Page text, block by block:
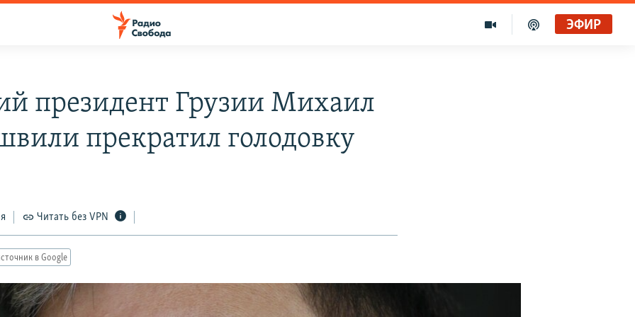
ЭФИР
президент Грузии Михаил
прекратил голодовку
Читать без VPN
в Google